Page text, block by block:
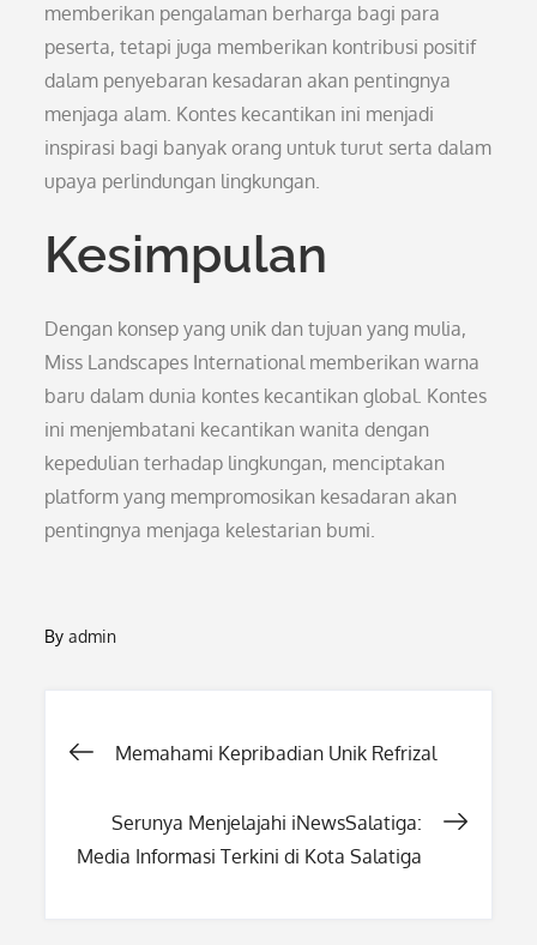
memberikan pengalaman berharga bagi para
peserta, tetapi juga memberikan kontribusi positif
dalam penyebaran kesadaran akan pentingnya
menjaga alam. Kontes kecantikan ini menjadi
inspirasi bagi banyak orang untuk turut serta dalam
upaya perlindungan lingkungan.
Kesimpulan
Dengan konsep yang unik dan tujuan yang mulia,
Miss Landscapes International memberikan warna
baru dalam dunia kontes kecantikan global. Kontes
ini menjembatani kecantikan wanita dengan
kepedulian terhadap lingkungan, menciptakan
platform yang mempromosikan kesadaran akan
pentingnya menjaga kelestarian bumi.
Byadmin
Post
navigation
Memahami Kepribadian Unik Refrizal
Serunya Menjelajahi iNewsSalatiga:
Media Informasi Terkini di Kota Salatiga